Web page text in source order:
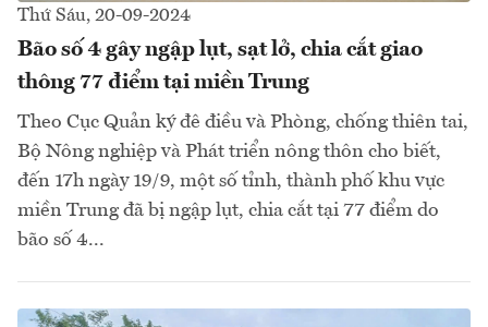
Thứ Sáu, 20-09-2024
Bão số 4 gây ngập lụt, sạt lở, chia cắt giao
thông 77 điểm tại miền Trung
Theo Cục Quản ký đê điều và Phòng, chống thiên tai,
Bộ Nông nghiệp và Phát triển nông thôn cho biết,
đến 17h ngày 19/9, một số tỉnh, thành phố khu vực
miền Trung đã bị ngập lụt, chia cắt tại 77 điểm do
bão số 4...